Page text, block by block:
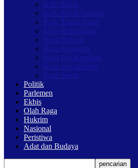
Kab. Solok
Kab. Solok Selatan
Kab. Tanah Datar
Kota Bukittinggi
Kota Padang
Kota Pariaman
Kota Payakumbuh
Kota Sawahlunto
Kota Solok
Politik
Parlemen
Ekbis
Olah Raga
Hukrim
Nasional
Peristiwa
Adat dan Budaya